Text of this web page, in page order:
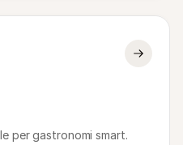
per gastronomi smart.